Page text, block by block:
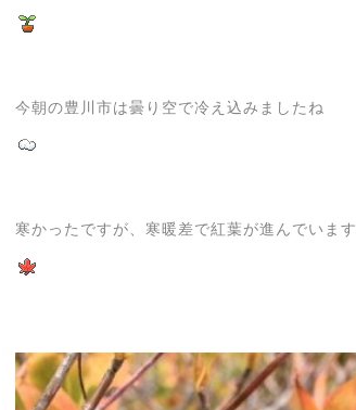
今朝の豊川市は曇り空で冷え込みましたね
寒かったですが、寒暖差で紅葉が進んでいます